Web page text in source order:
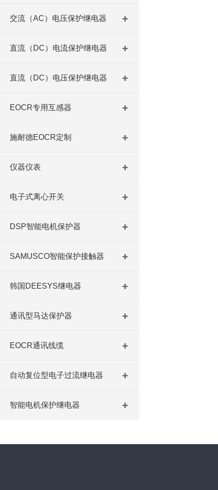
交流（AC）电压保护继电器
直流（DC）电流保护继电器
直流（DC）电压保护继电器
EOCR专用互感器
施耐德EOCR定制
仪器仪表
电子式离心开关
DSP智能电机保护器
SAMUSCO智能保护接触器
韩国DEESYS继电器
通讯型马达保护器
EOCR通讯线缆
自动复位型电子过流继电器
智能电机保护继电器